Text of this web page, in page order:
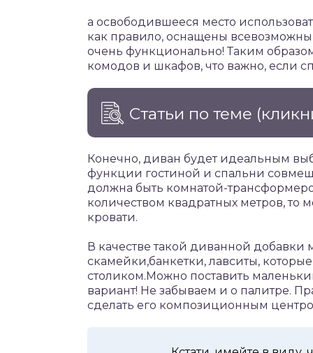
а освободившееся место
как правило, оснащены
очень функционально! Таким
комодов и шкафов, что важно, если
Статьи по теме
Конечно, диван будет идеальным
функции гостиной и спальни
должна быть комнатой-
количеством квадратных метров,
кровати.
В качестве такой диванной добавки
скамейки,банкетки, лавситы,
столиком.Можно поставить
вариант! Не забываем и о палитре.
сделать его композиционным